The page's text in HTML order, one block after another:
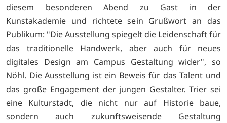
diesem besonderen Abend zu Gast in der
Kunstakademie und richtete sein Grußwort an das
Publikum: "Die Ausstellung spiegelt die Leidenschaft für
das traditionelle Handwerk, aber auch für neues
digitales Design am Campus Gestaltung wider", so
Nöhl. Die Ausstellung ist ein Beweis für das Talent und
das große Engagement der jungen Gestalter. Trier sei
eine Kulturstadt, die nicht nur auf Historie baue,
sondern auch zukunftsweisende Gestaltung